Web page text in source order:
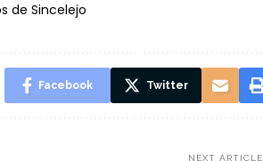
de Sincelejo
Facebook Twitter
NEXT ARTICLE